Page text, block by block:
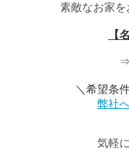
素敵なお家
【
⇒
＼希望条
弊社
気軽